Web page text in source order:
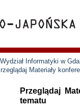
Informatyki w
Materiały
Przeglądaj
tematu